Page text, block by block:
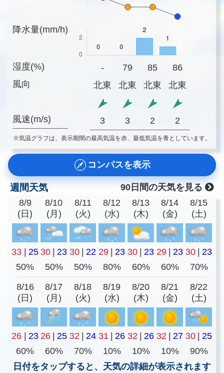
降水量(mm/h)
湿度(%)
風向
風速(m/s)
- 79 85
86
北東
北東 北東 北東
3 3 2 2
※気温グラフは、表示期間の最高気温を赤、最低気温を青としています。
コンパスを表示
週間天気
90日間の天気を見る
8/9
(日)
8/10
(月)
8/11
(火)
8/12
(水)
8/13
(木)
8/14
(金)
8/15
(土)
33 25 30 23 30 22 29 23 30 23 29 23 30
23
50%
50% 50% 80% 60% 60% 70%
8/16
(日)
8/17
(月)
8/18
(火)
8/19
(水)
8/20
(木)
8/21
(金)
8/22
(土)
26 23 26 25 32 24 31 26 32 26 32 27 30
25
60%
60% 70% 10% 10% 10%
90%
日付をタップすると、天気の詳細が表示されます